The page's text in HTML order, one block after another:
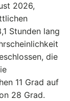
2026,
Stunden lang
die
11 Grad auf
28 Grad.